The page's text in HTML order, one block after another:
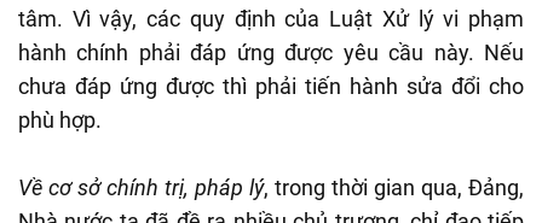
tâm. Vì vậy, các quy định của Luật Xử lý vi phạm
hành chính phải đáp ứng được yêu cầu này. Nếu
chưa đáp ứng được thì phải tiến hành sửa đổi cho
phù hợp.
Về cơ sở chính trị, pháp lý, trong thời gian qua, Đảng,